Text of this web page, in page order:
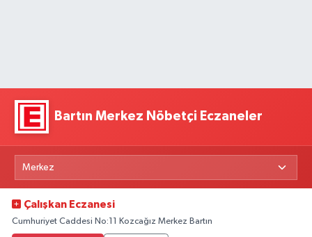
Bartın Merkez Nöbetçi Eczaneler
Çalışkan Eczanesi
Cumhuriyet Caddesi No:11 Kozcağız Merkez Bartın